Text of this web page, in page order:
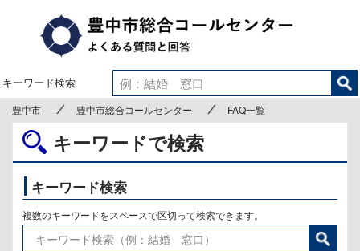
キーワード検索
豊中市 豊中市総合コールセンター FAQ一覧
キーワードで検索
キーワード検索
複数のキーワードをスペースで区切って検索できます。